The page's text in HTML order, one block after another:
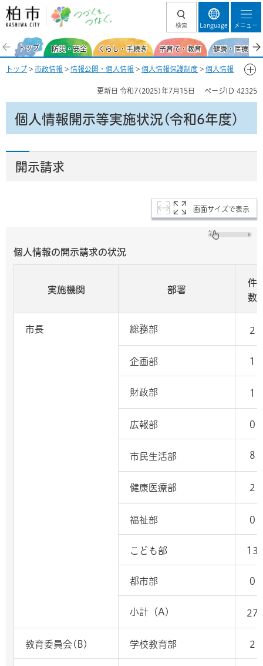
柏市 つづくを、
検索 Language メニュー
トップ 防災・安全 くらし・手続き 子育て・教育 健康・医療・
トップ > 市政情報 > 情報公開・個人情報 > 個人情報保護制度 > 個人情報
更新日 令和7(2025)年7月15日 ページID 42325
個人情報開示等実施状況(令和6年度)
開示請求
画面サイズで表示
個人情報の開示請求の状況
実施機関 部署
件
数
市長 総務部 2
企画部 1
財政部 1
広報部 0
市民生活部 8
健康医療部 2
福祉部 0
こども部 13
都市部 0
小計（A) 27
教育委員会(B) 学校教育部 2